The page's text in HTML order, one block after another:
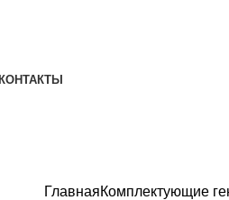
КОНТАКТЫ
ГлавнаяКомплектующие